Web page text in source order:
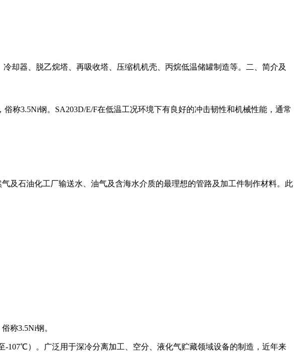
却器、脱乙烷塔、再吸收塔、压缩机机壳、丙烷低温储罐制造等。二、简介及
称3.5Ni钢。SA203D/E/F在低温工况环境下有良好的冲击韧性和机械性能，通常
及石油化工厂输送水、油气及含海水介质的最理想的管路及加工件制作材料。此
称3.5Ni钢。
107℃）。广泛用于深冷分离加工、空分、液化气贮藏领域设备的制造，近年来